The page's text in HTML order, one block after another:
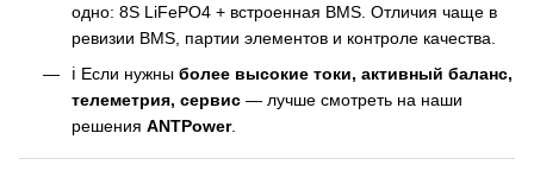
одно: 8S LiFePO4 + встроенная BMS. Отличия чаще в
ревизии BMS, партии элементов и контроле качества.
ℹ️ Если нужны более высокие токи, активный баланс,
телеметрия, сервис — лучше смотреть на наши
решения ANTPower.